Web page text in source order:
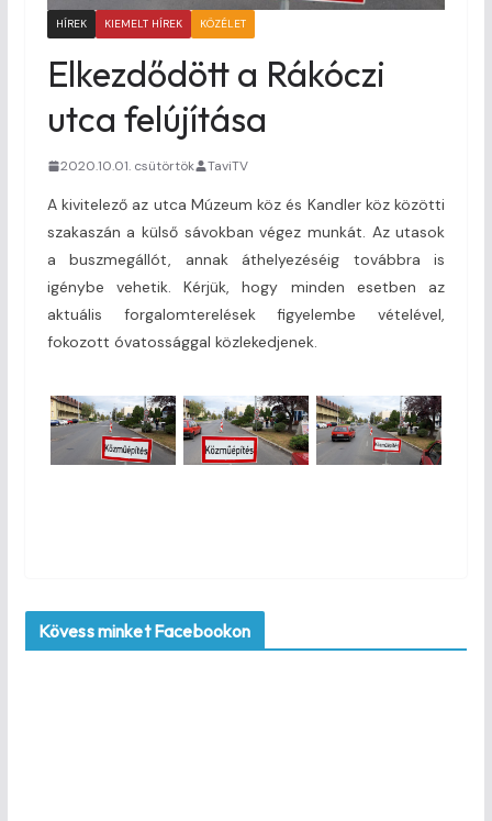
HÍREK KIEMELT HÍREK KÖZÉLET
Elkezdődött a Rákóczi
utca felújítása
2020.10.01. csütörtök TaviTV
A kivitelező az utca Múzeum köz és Kandler köz közötti
szakaszán a külső sávokban végez munkát. Az utasok
a buszmegállót, annak áthelyezéséig továbbra is
igénybe vehetik. Kérjük, hogy minden esetben az
aktuális forgalomterelések figyelembe vételével,
fokozott óvatossággal közlekedjenek.
Kövess minket Facebookon